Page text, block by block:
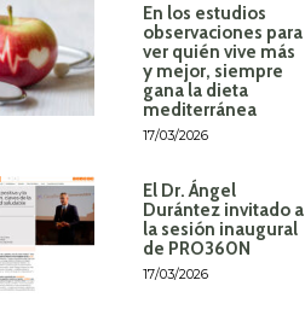
En los estudios
observaciones para
ver quién vive más
y mejor, siempre
gana la dieta
mediterránea
17/03/2026
El Dr. Ángel
Durántez invitado a
la sesión inaugural
de PRO360N
17/03/2026